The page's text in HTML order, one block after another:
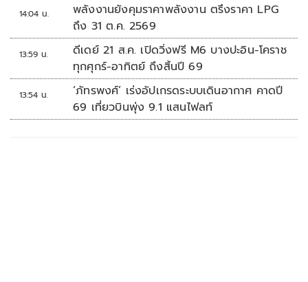
14:04 น.
พลังงานยังคุมราคาพลังงาน ตรึงราคา LPG
ถึง 31 ต.ค. 2569
13:59 น.
ดีเดย์ 21 ส.ค. เปิดวิ่งฟรี M6 บางปะอิน-โคราช
ทุกศุกร์-อาทิตย์ ถึงสิ้นปี 69
13:54 น.
‘ภัทรพงศ์’ เร่งอัปเกรดระบบเดินอากาศ คาดปี
69 เที่ยวบินพุ่ง 9.1 แสนไฟลท์